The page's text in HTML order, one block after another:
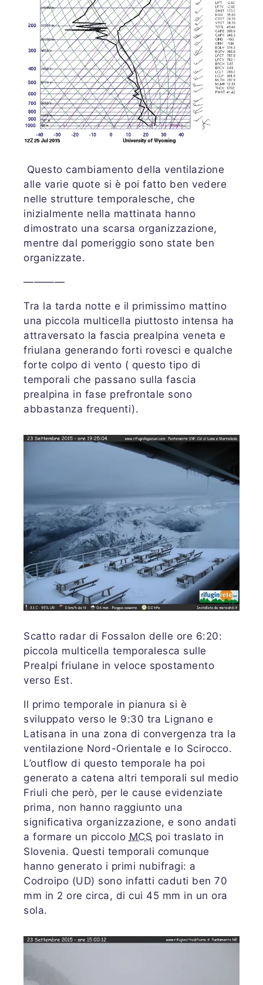
Questo cambiamento della ventilazione
alle varie quote si è poi fatto ben vedere
nelle strutture temporalesche, che
inizialmente nella mattinata hanno
dimostrato una scarsa organizzazione,
mentre dal pomeriggio sono state ben
organizzate.
————
Tra la tarda notte e il primissimo mattino
una piccola multicella piuttosto intensa ha
attraversato la fascia prealpina veneta e
friulana generando forti rovesci e qualche
forte colpo di vento ( questo tipo di
temporali che passano sulla fascia
prealpina in fase prefrontale sono
abbastanza frequenti).
Scatto radar di Fossalon delle ore 6:20:
piccola multicella temporalesca sulle
Prealpi friulane in veloce spostamento
verso Est.
Il primo temporale in pianura si è
sviluppato verso le 9:30 tra Lignano e
Latisana in una zona di convergenza tra la
ventilazione Nord-Orientale e lo Scirocco.
L’outflow di questo temporale ha poi
generato a catena altri temporali sul medio
Friuli che però, per le cause evidenziate
prima, non hanno raggiunto una
significativa organizzazione, e sono andati
a formare un piccolo MCS poi traslato in
Slovenia. Questi temporali comunque
hanno generato i primi nubifragi: a
Codroipo (UD) sono infatti caduti ben 70
mm in 2 ore circa, di cui 45 mm in un ora
sola.